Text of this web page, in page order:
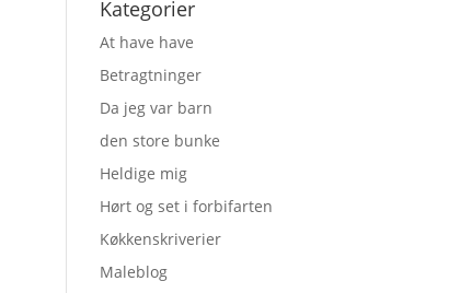
Kategorier
At have have
Betragtninger
Da jeg var barn
den store bunke
Heldige mig
Hørt og set i forbifarten
Køkkenskriverier
Maleblog